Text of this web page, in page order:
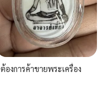
ต้องการค้าขายพระเครื่อง